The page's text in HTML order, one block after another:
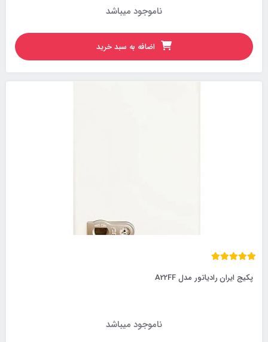
ناموجود میباشد
اضافه به سبد خرید
پکیج ایران رادیاتور مدل A22FF
ناموجود میباشد